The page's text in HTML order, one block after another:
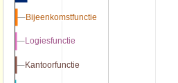
Bijeenkomstfunctie
Bijeenkomstfunctie
Logiesfunctie
Logiesfunctie
Kantoorfunctie
Kantoorfunctie